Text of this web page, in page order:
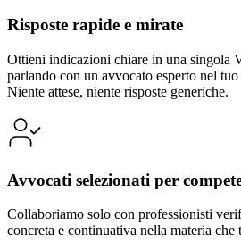
Risposte rapide e mirate
Ottieni indicazioni chiare in una singola
parlando con un avvocato esperto nel
Niente attese, niente risposte generiche.
Avvocati selezionati per
Collaboriamo solo con professionisti
concreta e continuativa nella materia che